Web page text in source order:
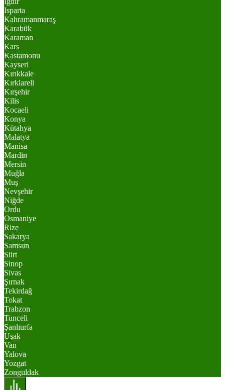
Isparta
Kahramanmaraş
Karabük
Karaman
Kars
Kastamonu
Kayseri
Kırıkkale
Kırklareli
Kırşehir
Kilis
Kocaeli
Konya
Kütahya
Malatya
Manisa
Mardin
Mersin
Muğla
Muş
Nevşehir
Niğde
Ordu
Osmaniye
Rize
Sakarya
Samsun
Siirt
Sinop
Sivas
Şırnak
Tekirdağ
Tokat
Trabzon
Tunceli
Şanlıurfa
Uşak
Van
Yalova
Yozgat
Zonguldak